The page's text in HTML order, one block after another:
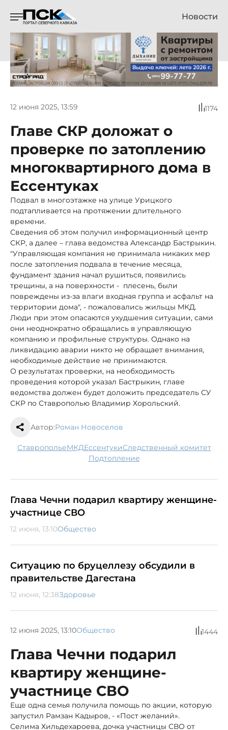
Новости
12 июня 2025, 13:59 1174
Главе СКР доложат о
проверке по затоплению
многоквартирного дома в
Ессентуках
Подвал в многоэтажке на улице Урицкого
подтапливается на протяжении длительного
времени.
Сведения об этом получил информационный центр
СКР, а далее – глава ведомства Александр Бастрыкин.
"Управляющая компания не принимала никаких мер
после затопления подвала в течение месяца,
фундамент здания начал рушиться, появились
трещины, а на поверхности - плесень, были
повреждены из-за влаги входная группа и асфальт на
территории дома", - пожаловались жильцы МКД.
Люди при этом опасаются ухудшения ситуации, сами
они неоднократно обращались в управляющую
компанию и профильные структуры. Однако на
ликвидацию аварии никто не обращает внимания,
необходимые действие не принимаются.
О результатах проверки, на необходимость
проведения которой указал Бастрыкин, главе
ведомства должен будет доложить председатель СУ
СКР по Ставрополью Владимир Хорольский.
Автор:Роман Новоселов
Ставрополье МКД Ессентуки следственный комитет
подтопление
Глава Чечни подарил квартиру женщине-
участнице СВО
12 июня, 13:10Общество
Ситуацию по бруцеллезу обсудили в
правительстве Дагестана
12 июня, 12:38Здоровье
12 июня 2025, 13:10Общество 1444
Глава Чечни подарил
квартиру женщине-
участнице СВО
Еще одна семья получила помощь по акции, которую
запустил Рамзан Кадыров, - «Пост желаний».
Селима Хильдехароева, дочка участницы СВО от